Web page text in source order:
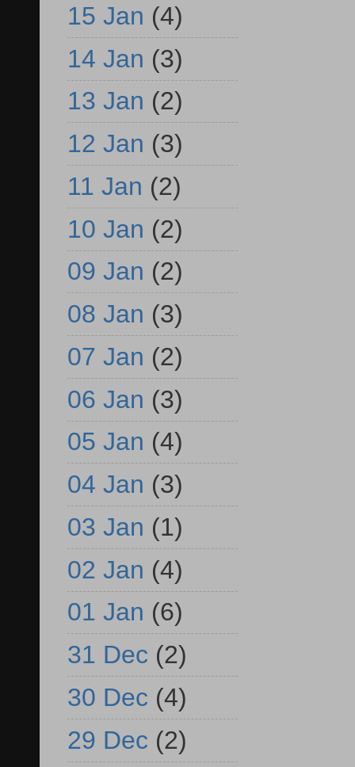
15 Jan (4)
14 Jan (3)
13 Jan (2)
12 Jan (3)
11 Jan (2)
10 Jan (2)
09 Jan (2)
08 Jan (3)
07 Jan (2)
06 Jan (3)
05 Jan (4)
04 Jan (3)
03 Jan (1)
02 Jan (4)
01 Jan (6)
31 Dec (2)
30 Dec (4)
29 Dec (2)